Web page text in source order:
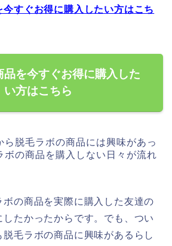
今すぐお得に購入したい方はこち
品を今すぐお得に購入した
い方はこちら
ら脱毛ラボの商品には興味があっ
ボの商品を購入しない日々が流れ
ボの商品を実際に購入した友達の
たかったからです。でも、つい
脱毛ラボの商品に興味があるらし